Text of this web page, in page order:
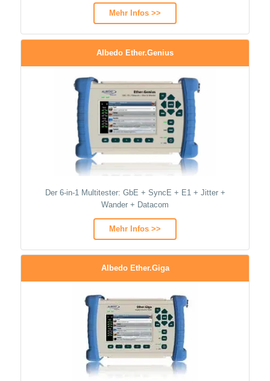
Mehr Infos >>
Albedo Ether.Genius
Der 6-in-1 Multitester: GbE + SyncE + E1 + Jitter +
Wander + Datacom
Mehr Infos >>
Albedo Ether.Giga